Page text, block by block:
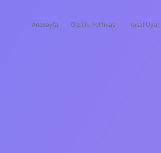
Anasayfa Gizlilik Politikası Yasal Uyarı